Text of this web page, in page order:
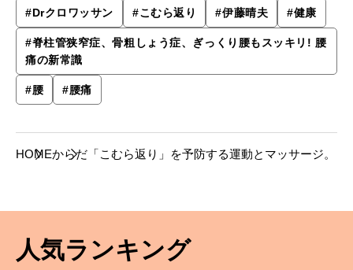
#Drクロワッサン #こむら返り #伊藤晴夫 #健康
#脊柱管狭窄症、骨粗しょう症、ぎっくり腰もスッキリ! 腰
痛の新常識
#腰 #腰痛
HOMEからだ 「こむら返り」を予防する運動とマッサージ。
人気ランキング